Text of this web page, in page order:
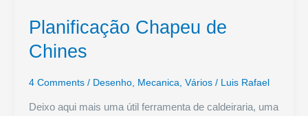
Planificação Chapeu de
Chines
4 Comments / Desenho, Mecanica, Vários/ Luis Rafael
Deixo aqui mais uma útil ferramenta de caldeiraria, uma